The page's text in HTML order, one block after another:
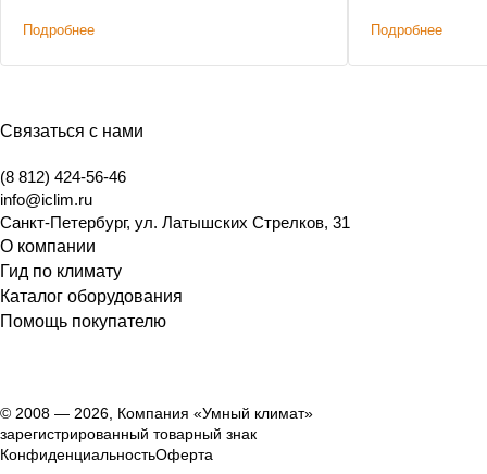
Подробнее Подробнее
Связаться с нами
(8 812) 424-56-46
info@iclim.ru
Санкт-Петербург, ул. Латышских Стрелков, 31
О компании
Гид по климату
Каталог оборудования
Помощь покупателю
© 2008 — 2026, Компания «Умный климат»
зарегистрированный товарный знак
КонфиденциальностьОферта